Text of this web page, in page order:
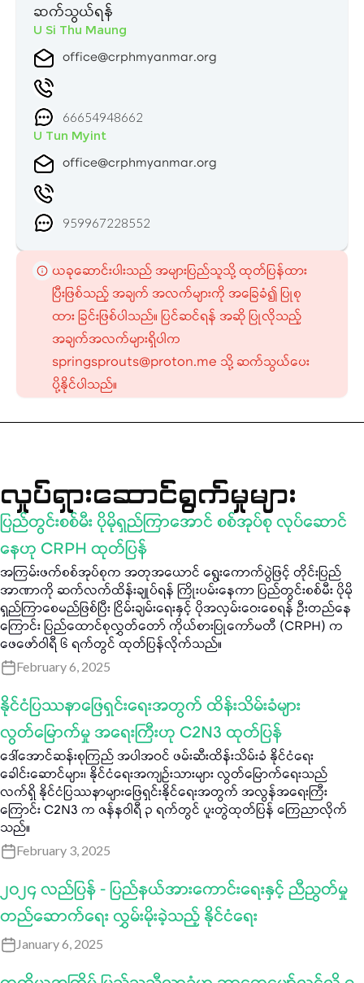
ဆက်သွယ်ရန်
U Si Thu Maung
office@crphmyanmar.org
66654948662
U Tun Myint
office@crphmyanmar.org
959967228552
ယခုဆောင်းပါးသည် အများပြည်သူသို့ ထုတ်ပြန်ထား
ပြီးဖြစ်သည့် အချက် အလက်များကို အခြေခံ၍ ပြုစု
ထား ခြင်းဖြစ်ပါသည်။ ပြင်ဆင်ရန် အဆို ပြုလိုသည့်
အချက်အလက်များရှိပါက
springsprouts@proton.me သို့ ဆက်သွယ်ပေး
ပို့နိုင်ပါသည်။
လှုပ်ရှားဆောင်ရွက်မှုများ
ပြည်တွင်းစစ်မီး ပိုမိုရှည်ကြာအောင် စစ်အုပ်စု လုပ်ဆောင်
နေဟု CRPH ထုတ်ပြန်
အကြမ်းဖက်စစ်အုပ်စုက အတုအယောင် ရွေးကောက်ပွဲဖြင့် တိုင်းပြည်
အာဏာကို ဆက်လက်ထိန်းချုပ်ရန် ကြိုးပမ်းနေကာ ပြည်တွင်းစစ်မီး ပိုမို
ရှည်ကြာစေမည်ဖြစ်ပြီး ငြိမ်းချမ်းရေးနှင့် ပိုအလှမ်းဝေးစေရန် ဦးတည်နေ
ကြောင်း ပြည်ထောင်စုလွှတ်တော် ကိုယ်စားပြုကော်မတီ (CRPH) က
ဖေဖော်ဝါရီ ၆ ရက်တွင် ထုတ်ပြန်လိုက်သည်။
February 6, 2025
နိုင်ငံပြဿနာဖြေရှင်းရေးအတွက် ထိန်းသိမ်းခံများ
လွတ်မြောက်မှု အရေးကြီးဟု C2N3 ထုတ်ပြန်
ဒေါ်အောင်ဆန်းစုကြည် အပါအဝင် ဖမ်းဆီးထိန်းသိမ်းခံ နိုင်ငံရေး
ခေါင်းဆောင်များ၊ နိုင်ငံရေးအကျဉ်းသားများ လွတ်မြောက်ရေးသည်
လက်ရှိ နိုင်ငံပြဿနာများဖြေရှင်းနိုင်ရေးအတွက် အလွန်အရေးကြီး
ကြောင်း C2N3 က ဇန်နဝါရီ ၃ ရက်တွင် ပူးတွဲထုတ်ပြန် ကြေညာလိုက်
သည်။
February 3, 2025
၂၀၂၄ လည်ပြန် - ပြည်နယ်အားကောင်းရေးနှင့် ညီညွတ်မှု
တည်ဆောက်ရေး လွှမ်းမိုးခဲ့သည့် နိုင်ငံရေး
January 6, 2025